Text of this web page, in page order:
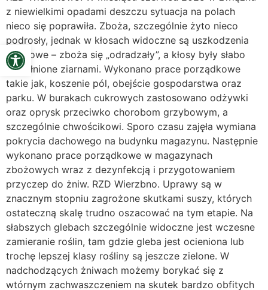
Open toolbar
z niewielkimi opadami deszczu sytuacja na polach
nieco się poprawiła. Zboża, szczególnie żyto nieco
podrosły, jednak w kłosach widoczne są uszkodzenia
mrozowe – zboża się „odradzały”, a kłosy były słabo
wypełnione ziarnami. Wykonano prace porządkowe
takie jak, koszenie pól, obejście gospodarstwa oraz
parku. W burakach cukrowych zastosowano odżywki
oraz oprysk przeciwko chorobom grzybowym, a
szczególnie chwościkowi. Sporo czasu zajęła wymiana
pokrycia dachowego na budynku magazynu. Następnie
wykonano prace porządkowe w magazynach
zbożowych wraz z dezynfekcją i przygotowaniem
przyczep do żniw. RZD Wierzbno. Uprawy są w
znacznym stopniu zagrożone skutkami suszy, których
ostateczną skalę trudno oszacować na tym etapie. Na
słabszych glebach szczególnie widoczne jest wczesne
zamieranie roślin, tam gdzie gleba jest ocieniona lub
trochę lepszej klasy rośliny są jeszcze zielone. W
nadchodzących żniwach możemy borykać się z
wtórnym zachwaszczeniem na skutek bardzo obfitych